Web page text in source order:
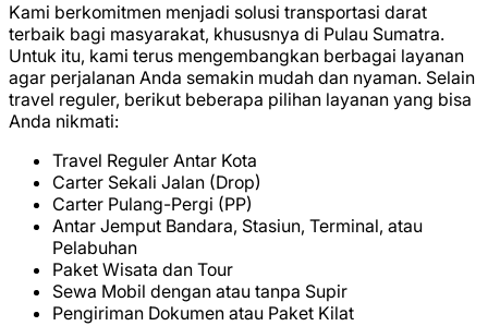
Kami berkomitmen menjadi solusi transportasi darat
terbaik bagi masyarakat, khususnya di Pulau Sumatra.
Untuk itu, kami terus mengembangkan berbagai layanan
agar perjalanan Anda semakin mudah dan nyaman. Selain
travel reguler, berikut beberapa pilihan layanan yang bisa
Anda nikmati:
Travel Reguler Antar Kota
Carter Sekali Jalan (Drop)
Carter Pulang-Pergi (PP)
Antar Jemput Bandara, Stasiun, Terminal, atau
Pelabuhan
Paket Wisata dan Tour
Sewa Mobil dengan atau tanpa Supir
Pengiriman Dokumen atau Paket Kilat